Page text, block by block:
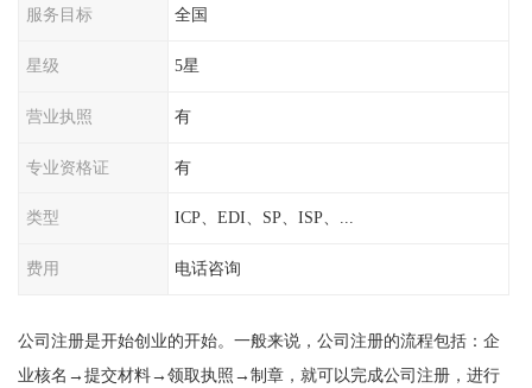
服务目标 全国
星级 5星
营业执照 有
专业资格证 有
类型 ICP、EDI、SP、ISP、...
费用 电话咨询
公司注册是开始创业的开始。一般来说，公司注册的流程包括：企
业核名→提交材料→领取执照→制章，就可以完成公司注册，进行